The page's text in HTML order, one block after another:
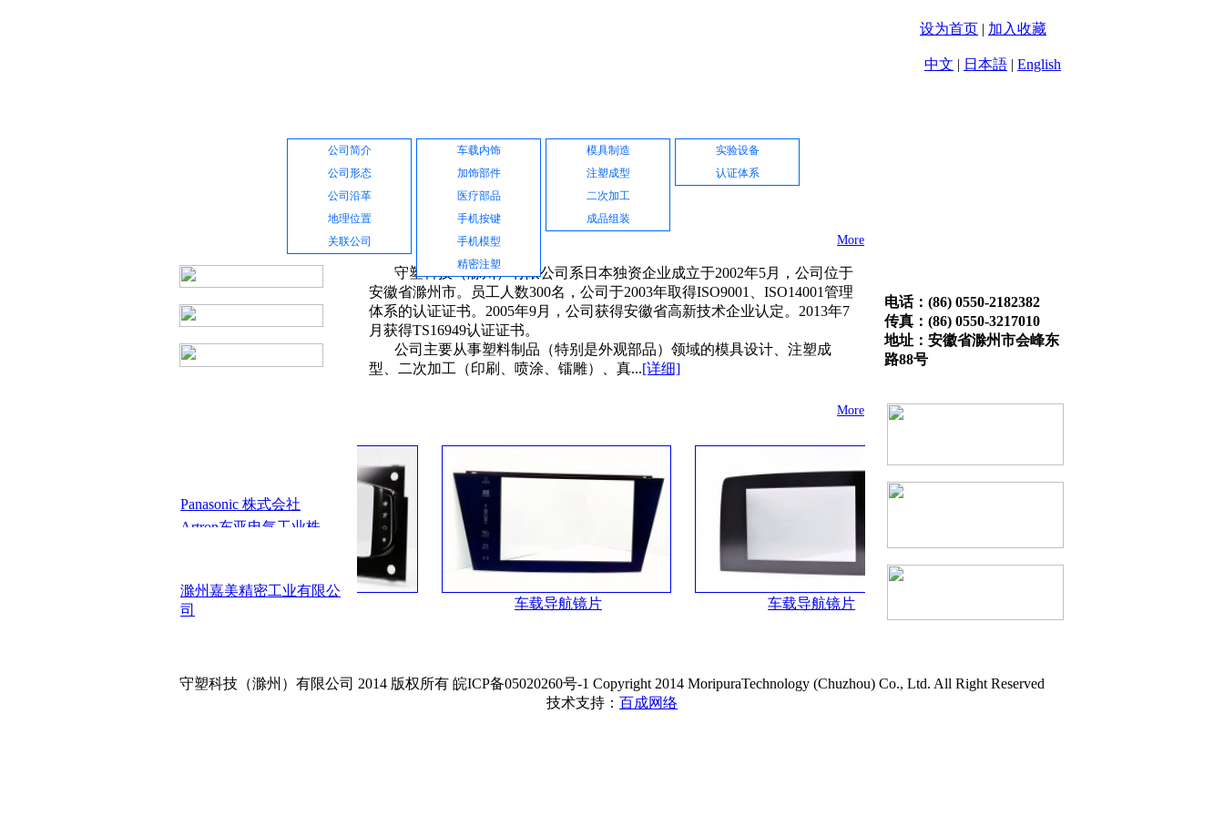
设为首页 | 加入收藏
中文 | 日本語 | English
公司简介
公司形态
公司沿革
地理位置
关联公司
车载内饰
加饰部件
医疗部品
手机按键
手机模型
精密注塑
模具制造
注塑成型
二次加工
成品组装
实验设备
认证体系
More
守塑科技（滁州）有限公司系日本独资企业成立于2002年5月，公司位于
安徽省滁州市。员工人数300名，公司于2003年取得ISO9001、ISO14001管理
体系的认证证书。2005年9月，公司获得安徽省高新技术企业认定。2013年7
月获得TS16949认证证书。
公司主要从事塑料制品（特别是外观部品）领域的模具设计、注塑成
型、二次加工（印刷、喷涂、镭雕）、真...[详细]
电话：(86) 0550-2182382
传真：(86) 0550-3217010
地址：安徽省滁州市会峰东
路88号
Panasonic 株式会社
Artron东亚电气工业株
NEC（中国）有限公司
鱼跃集团
滁州嘉美精密工业有限公
司
More
车载导航镜片 车载导航镜片 车载导航镜片
守塑科技（滁州）有限公司 2014 版权所有 皖ICP备05020260号-1 Copyright 2014 MoripuraTechnology (Chuzhou) Co., Ltd. All Right Reserved
技术支持： 百成网络